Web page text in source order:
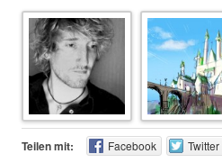
Teilen mit: Facebook Twitter